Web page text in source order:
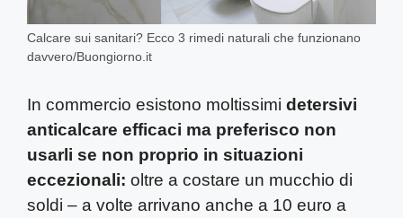
Calcare sui sanitari? Ecco 3 rimedi naturali che funzionano
davvero/Buongiorno.it
In commercio esistono moltissimi detersivi
anticalcare efficaci ma preferisco non
usarli se non proprio in situazioni
eccezionali: oltre a costare un mucchio di
soldi – a volte arrivano anche a 10 euro a